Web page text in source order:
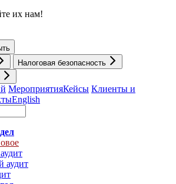
их нам!
Налоговая безопасность
МероприятияКейсы Клиенты и
English
аудит